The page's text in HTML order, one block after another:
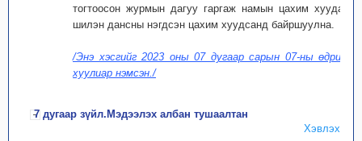
тогтоосон журмын дагуу гаргаж намын цахим хуудас,
шилэн дансны нэгдсэн цахим хуудсанд байршуулна.
/Энэ хэсгийг 2023 оны 07 дугаар сарын 07-ны өдрийн
хуулиар нэмсэн./
7 дугаар зүйл.Мэдээлэх албан тушаалтан
Хэвлэх